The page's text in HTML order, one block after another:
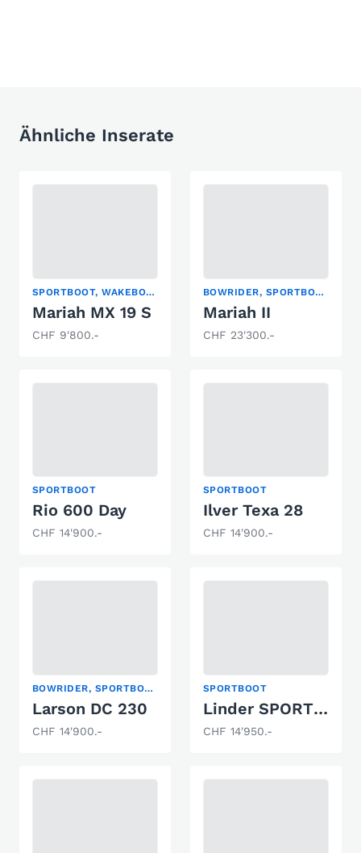
Ähnliche Inserate
SPORTBOOT, WAKEBOARD/WAKESURF, WASSERSKI
Mariah MX 19 S
CHF 9'800.-
BOWRIDER, SPORTBOOT
Mariah II
CHF 23'300.-
SPORTBOOT
Rio 600 Day
CHF 14'900.-
SPORTBOOT
Ilver Texa 28
CHF 14'900.-
BOWRIDER, SPORTBOOT
Larson DC 230
CHF 14'900.-
SPORTBOOT
Linder SPORTSMAN 445 CATCH (ALU)
CHF 14'950.-